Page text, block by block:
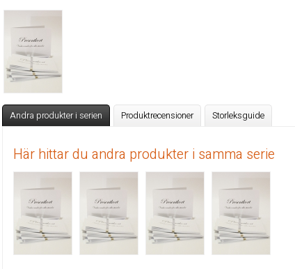
Andra produkter i serien Produktrecensioner Storleksguide
Här hittar du andra produkter i samma serie